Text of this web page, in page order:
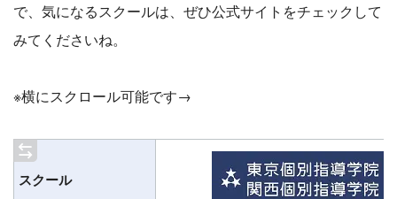
で、気になるスクールは、ぜひ公式サイトをチェックして
みてくださいね。
※横にスクロール可能です→
スクール